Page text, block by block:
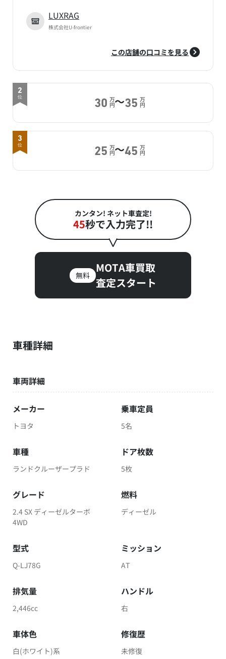
LUXRAG
株式会社U-frontier
この店舗の口コミを見る
2
位
30 万
円～35 万
円
3
位
25 万
円～45 万
円
カンタン! ネット車査定!
45秒で入力完了!!
無料
MOTA車買取
査定スタート
車種詳細
車両詳細
メーカー
トヨタ
乗車定員
5名
車種
ランドクルーザープラド
ドア枚数
5枚
グレード
2.4 SX ディーゼルターボ
4WD
燃料
ディーゼル
型式
Q-LJ78G
ミッション
AT
排気量
2,446cc
ハンドル
右
車体色
白(ホワイト)系
修復歴
未修復